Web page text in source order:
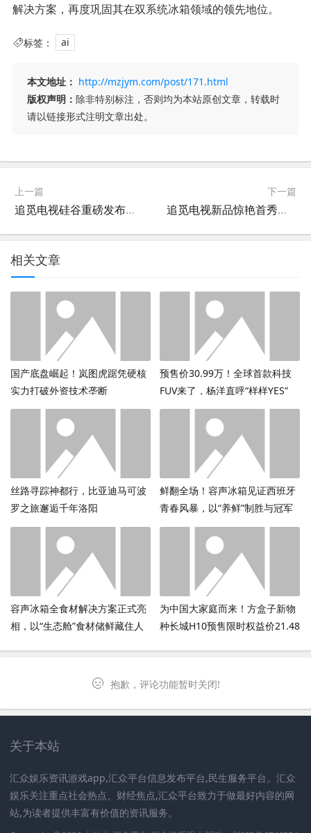
解决方案，再度巩固其在双系统冰箱领域的领先地位。
标签： ai
本文地址： http://mzjym.com/post/171.html
版权声明： 除非特别标注，否则均为本站原创文章，转载时
请以链接形式注明文章出处。
上一篇
追觅电视硅谷重磅发布变形电视新品 NielsenIQ高管站台盛赞“见证电视领域的变革时刻”
下一篇
追觅电视新品惊艳首秀硅谷：多项全球首创技术重塑家庭视听体验
相关文章
国产底盘崛起！岚图虎踞凭硬核
实力打破外资技术垄断
预售价30.99万！全球首款科技
FUV来了，杨洋直呼“样样YES”
丝路寻踪神都行，比亚迪马可波
罗之旅邂逅千年洛阳
鲜翻全场！容声冰箱见证西班牙
青春风暴，以“养鲜”制胜与冠军
共鸣
容声冰箱全食材解决方案正式亮
相，以“生态舱”食材储鲜藏住人
为中国大家庭而来！方盒子新物
种长城H10预售限时权益价21.48
抱歉，评论功能暂时关闭!
关于本站
汇众娱乐资讯游戏app,汇众平台信息发布平台,民生服务平台。汇众
娱乐关注重点社会热点、财经焦点,汇众平台致力于做最好内容的网
站,为读者提供丰富有价值的资讯服务。